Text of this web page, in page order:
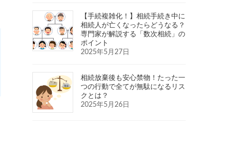
【手続複雑化！】相続手続き中に
相続人が亡くなったらどうなる？
専門家が解説する「数次相続」の
ポイント
2025年5月27日
相続放棄後も安心禁物！たった一
つの行動で全てが無駄になるリス
クとは？
2025年5月26日